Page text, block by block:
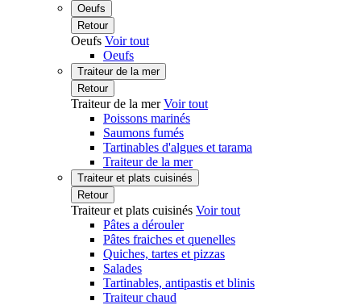
Oeufs
Retour
Oeufs Voir tout
Oeufs
Traiteur de la mer
Retour
Traiteur de la merVoir tout
Poissons marinés
Saumons fumés
Tartinables d'algues et tarama
Traiteur de la mer
Traiteur et plats cuisinés
Retour
Traiteur et plats cuisinés Voir tout
Pâtes a dérouler
Pâtes fraiches et quenelles
Quiches, tartes et pizzas
Salades
Tartinables, antipastis et blinis
Traiteur chaud